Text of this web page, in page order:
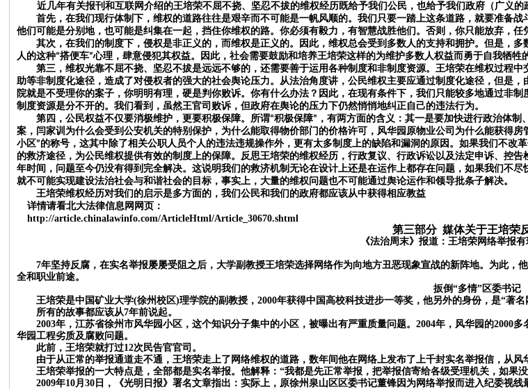
近几年有关报刊和互联网介绍的王培荣不屈不挠、坚忍不拔的维权经历既给予我们公民，也给予我们政府（广义
首先，在我们现行体制下，维权的道路往往是艰辛而不可能是一帆风顺的。我们只要一踏上这条道路，就要准备战
他们可能是分别地，也可能是纠集在一起，挡住你维权的路。你必须有毅力，有智慧战胜他们。否则，你只能放弃，
其次，在我们的制度下，侵权是非正义的，而维权是正义的。因此，维权总会受到多数人的支持和拥护。但是，多
人的这种“搭便车”心理，肆意侵犯其权益。因此，社会需要鼓励和培养王培荣这样的为维护多数人权益而勇于自我牺
第三，维权光靠不屈不挠、坚忍不拔是远远不够的，还需要善于运用各种制度和非制度资源。王培荣在维权过程
助等非制度化途径，造成了对侵权者的强大的社会舆论压力。从法治角度讲，公民维权主要应通过制度化途径，但是
院就是不受理你的案子，你明明有理，硬是判你败诉。你有什么办法？因此，在现有条件下，我们只能较多地通过非
制度资源是分不开的。我们看到，虽然王官司败诉，但政府在舆论的压力下仍然悄悄地纠正自己的违法行为。
第四，公民权益不仅要消极维护，更要积极保障。所谓“积极保障” ，有两方面的含义：其一是要加快进行政治体
案，闫家训为什么会受到公安机关的特别保护，为什么能取得物价部门的价格许可，风华园原物业公司为什么能获得
小区”的称号，这其中除了相关公职人员个人的违法违规操作外，更有太多制度上的缺陷和漏洞的原因。如果我们不
的救济途径，为公民维权提供有效的制度上的保障。反思王培荣的维权经历，行政复议、行政诉讼以及法定申诉、控
年时间，问题至今仍没有得到完全解决。这说明我们的救济机制无论在设计上还是在运作上都存在问题，如果我们不
就不可能实现建设法治社会与和谐社会的目标，事实上，大量的维权问题也不可能通过舆论运作和领导批条子解决。
王培荣维权经历对我们的启示是多方面的，我们公民和我们的政府都应该从中获得相应教益
详情请看北大法律信息网 网页：
http://article.chinalawinfo.com/ArticleHtml/Article_30670.shtml
第三部分 媒体关于王培荣
《法治周末》 报道：王培荣网络举报
7年坚持反腐，在实名举报屡屡受阻之后，大学副教授王培荣选择网络作为向地方丑恶现象宣战的新阵地。为此
全和职业前途。
扳倒“多情”区委书记
王培荣是中国矿业大学(徐州校区)理学院的副教授，2000年获得中国高校科技进步一等奖，他另外的身份，是“著名
所有的故事都应该从7年前说起。
2003年，江苏省徐州市风华园小区，这个知识分子集中的小区，被曝出有严重质量问题。2004年，风华园的2000
华园工程劣质及腐败问题。
此前，王培荣就打过12次民告官官司。
由于从正常的举报通道走不通，王培荣走上了网络维权的道路，数年间他在网络上发布了上千封实名举报信，从风
王培荣举报的一大特点是，全部都是实名举报。他解释：“我都是先正常举报，把举报信寄给各级受理机关，如果
2009年10月30日，《光明日报》署名文章指出：实际上，原徐州泉山区区委书记董锋因为网络举报而进入纪委视